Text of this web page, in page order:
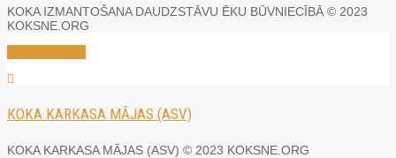
KOKA IZMANTOŠANA DAUDZSTĀVU ĒKU BŪVNIECĪBĀ © 2023
KOKSNE.ORG
KOKA KARKASA MĀJAS (ASV)
KOKA KARKASA MĀJAS (ASV) © 2023 KOKSNE.ORG